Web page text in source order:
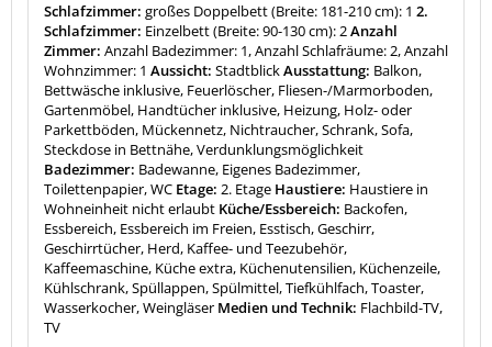
Schlafzimmer: großes Doppelbett (Breite: 181-210 cm): 1 2.
Schlafzimmer: Einzelbett (Breite: 90-130 cm): 2Anzahl
Zimmer: Anzahl Badezimmer: 1, Anzahl Schlafräume: 2, Anzahl
Wohnzimmer: 1 Aussicht: StadtblickAusstattung: Balkon,
Bettwäsche inklusive, Feuerlöscher, Fliesen-/Marmorboden,
Gartenmöbel, Handtücher inklusive, Heizung, Holz- oder
Parkettböden, Mückennetz, Nichtraucher, Schrank, Sofa,
Steckdose in Bettnähe, Verdunklungsmöglichkeit
Badezimmer: Badewanne, Eigenes Badezimmer,
Toilettenpapier, WC Etage: 2. Etage Haustiere: Haustiere in
Wohneinheit nicht erlaubt Küche/Essbereich: Backofen,
Essbereich, Essbereich im Freien, Esstisch, Geschirr,
Geschirrtücher, Herd, Kaffee- und Teezubehör,
Kaffeemaschine, Küche extra, Küchenutensilien, Küchenzeile,
Kühlschrank, Spüllappen, Spülmittel, Tiefkühlfach, Toaster,
Wasserkocher, Weingläser Medien und Technik: Flachbild-TV,
TV